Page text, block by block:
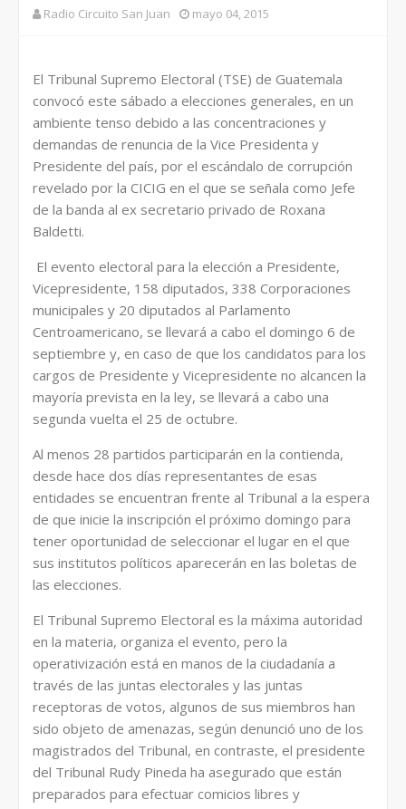
Radio Circuito San Juan mayo 04, 2015
El Tribunal Supremo Electoral (TSE) de Guatemala
convocó este sábado a elecciones generales, en un
ambiente tenso debido a las concentraciones y
demandas de renuncia de la Vice Presidenta y
Presidente del país, por el escándalo de corrupción
revelado por la CICIG en el que se señala como Jefe
de la banda al ex secretario privado de Roxana
Baldetti.
El evento electoral para la elección a Presidente,
Vicepresidente, 158 diputados, 338 Corporaciones
municipales y 20 diputados al Parlamento
Centroamericano, se llevará a cabo el domingo 6 de
septiembre y, en caso de que los candidatos para los
cargos de Presidente y Vicepresidente no alcancen la
mayoría prevista en la ley, se llevará a cabo una
segunda vuelta el 25 de octubre.
Al menos 28 partidos participarán en la contienda,
desde hace dos días representantes de esas
entidades se encuentran frente al Tribunal a la espera
de que inicie la inscripción el próximo domingo para
tener oportunidad de seleccionar el lugar en el que
sus institutos políticos aparecerán en las boletas de
las elecciones.
El Tribunal Supremo Electoral es la máxima autoridad
en la materia, organiza el evento, pero la
operativización está en manos de la ciudadanía a
través de las juntas electorales y las juntas
receptoras de votos, algunos de sus miembros han
sido objeto de amenazas, según denunció uno de los
magistrados del Tribunal, en contraste, el presidente
del Tribunal Rudy Pineda ha asegurado que están
preparados para efectuar comicios libres y